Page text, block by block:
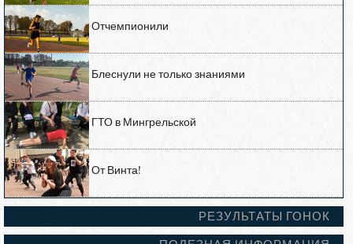
Отчемпионили
Блеснули не только знаниями
ГТО в Мингрельской
От Винта!
РЕЗУЛЬТАТЫ ГОНОК